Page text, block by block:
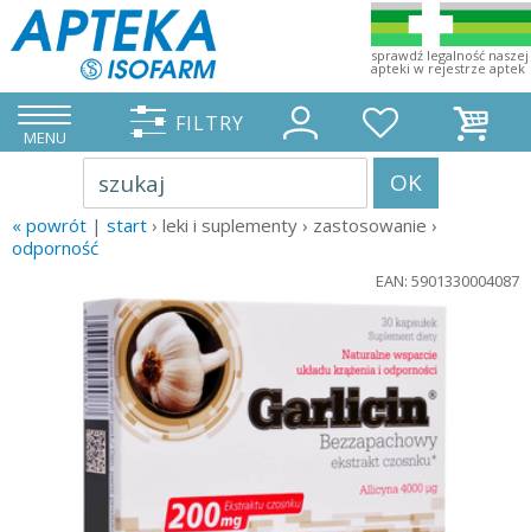
sprawdź legalność naszej
apteki w rejestrze aptek
MENU
FILTRY
szukaj OK
« powrót | start › leki i suplementy › zastosowanie ›
odporność
EAN: 5901330004087